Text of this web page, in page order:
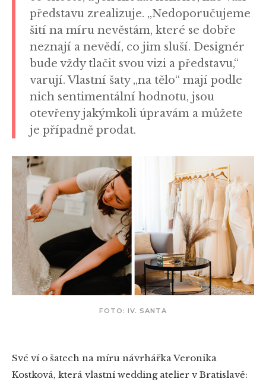
představu zrealizuje. „Nedoporučujeme
šití na míru nevěstám, které se dobře
neznají a nevědí, co jim sluší. Designér
bude vždy tlačit svou vizi a představu,“
varují. Vlastní šaty „na tělo“ mají podle
nich sentimentální hodnotu, jsou
otevřeny jakýmkoli úpravám a můžete
je případně prodat.
FOTO: IV. SANTA
Své ví o šatech na míru návrhářka Veronika
Kostková, která vlastní wedding atelier v Bratislavě: